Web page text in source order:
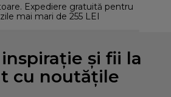
Expediere gratuită pentru
mai mari de 255 LEI
și fii la
cu noutățile